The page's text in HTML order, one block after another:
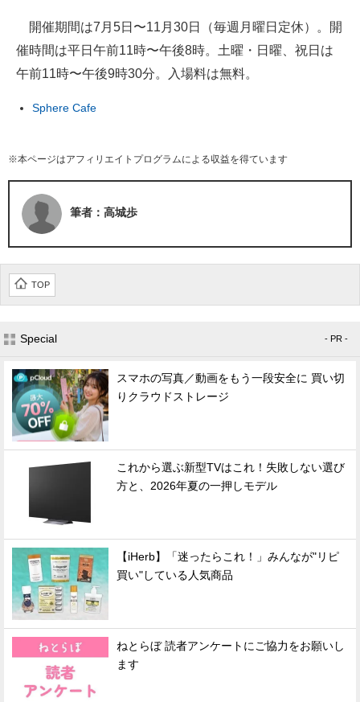
開催期間は7月5日〜11月30日（毎週月曜日定休）。開
催時間は平日午前11時〜午後8時。土曜・日曜、祝日は
午前11時〜午後9時30分。入場料は無料。
Sphere Cafe
※本ページはアフィリエイトプログラムによる収益を得ています
筆者：高城歩
TOP
Special - PR -
スマホの写真／動画をもう一段安全に 買い切
りクラウドストレージ
これから選ぶ新型TVはこれ！失敗しない選び
方と、2026年夏の一押しモデル
【iHerb】「迷ったらこれ！」みんなが"リピ
買い"している人気商品
ねとらぼ 読者アンケートにご協力をお願いし
ます